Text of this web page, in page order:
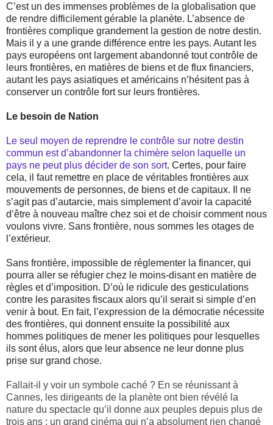
C’est un des immenses problèmes de la globalisation que
de rendre difficilement gérable la planète. L’absence de
frontières complique grandement la gestion de notre destin.
Mais il y a une grande différence entre les pays. Autant les
pays européens ont largement abandonné tout contrôle de
leurs frontières, en matières de biens et de flux financiers,
autant les pays asiatiques et américains n’hésitent pas à
conserver un contrôle fort sur leurs frontières.
Le besoin de Nation
Le seul moyen de reprendre le contrôle sur notre destin
commun est d’abandonner la chimère selon laquelle un
pays ne peut plus décider de son sort. Certes, pour faire
cela, il faut remettre en place de véritables frontières aux
mouvements de personnes, de biens et de capitaux. Il ne
s’agit pas d’autarcie, mais simplement d’avoir la capacité
d’être à nouveau maître chez soi et de choisir comment nous
voulons vivre. Sans frontière, nous sommes les otages de
l’extérieur.
Sans frontière, impossible de réglementer la financer, qui
pourra aller se réfugier chez le moins-disant en matière de
règles et d’imposition. D’où le ridicule des gesticulations
contre les parasites fiscaux alors qu’il serait si simple d’en
venir à bout. En fait, l’expression de la démocratie nécessite
des frontières, qui donnent ensuite la possibilité aux
hommes politiques de mener les politiques pour lesquelles
ils sont élus, alors que leur absence ne leur donne plus
prise sur grand chose.
Fallait-il y voir un symbole caché ? En se réunissant à
Cannes, les dirigeants de la planète ont bien révélé la
nature du spectacle qu’il donne aux peuples depuis plus de
trois ans : un grand cinéma qui n’a absolument rien changé